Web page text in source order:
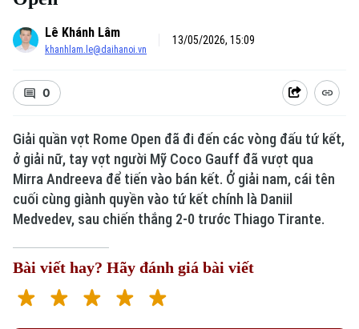
Xu hướng
Lê Khánh Lâm
khanhlam.le@daihanoi.vn
13/05/2026, 15:09
0
Giải quần vợt Rome Open đã đi đến các vòng đấu tứ kết,
ở giải nữ, tay vợt người Mỹ Coco Gauff đã vượt qua
Mirra Andreeva để tiến vào bán kết. Ở giải nam, cái tên
cuối cùng giành quyền vào tứ kết chính là Daniil
Medvedev, sau chiến thắng 2-0 trước Thiago Tirante.
Bài viết hay? Hãy đánh giá bài viết